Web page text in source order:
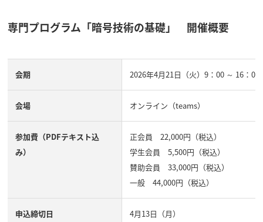
専門プログラム「暗号技術の基礎」 開催概要
会期 2026年4月21日（火）9：00 ～ 16：00
会場 オンライン（teams）
参加費（PDFテキスト込
み）
正会員 22,000円（税込）
学生会員 5,500円（税込）
賛助会員 33,000円（税込）
一般 44,000円（税込）
申込締切日
4月13日（月）